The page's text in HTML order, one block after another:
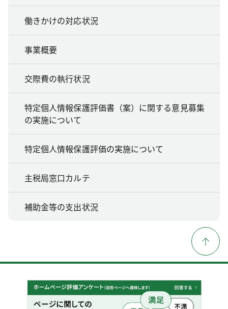
働きかけの対応状況
事業概要
交際費の執行状況
特定個人情報保護評価書（案）に関する意見募集
の実施について
特定個人情報保護評価の実施について
主税局窓口カルテ
補助金等の支出状況